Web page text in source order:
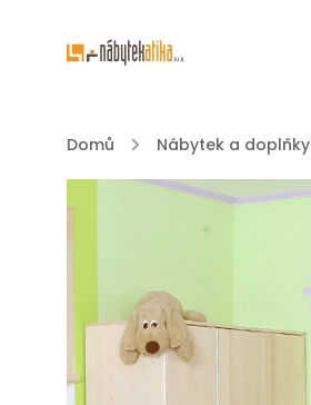
Domů / Nábytek a doplňky